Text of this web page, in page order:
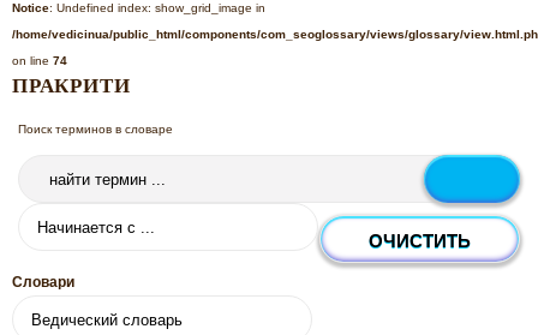
Notice: Undefined index: show_grid_image in
/home/vedicinua/public_html/components/com_seoglossary/views/glossary/
on line 74
ПРАКРИТИ
Поиск терминов в словаре
Словари